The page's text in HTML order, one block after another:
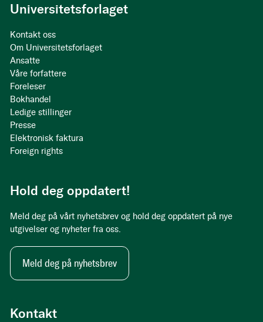
Kontakt
Universitetsforlaget
Kontakt oss
Om Universitetsforlaget
Ansatte
Våre forfattere
Foreleser
Bokhandel
Ledige stillinger
Presse
Elektronisk faktura
Foreign rights
Hold deg oppdatert!
Meld deg på vårt nyhetsbrev og hold deg oppdatert på nye
utgivelser og nyheter fra oss.
Meld deg på nyhetsbrev